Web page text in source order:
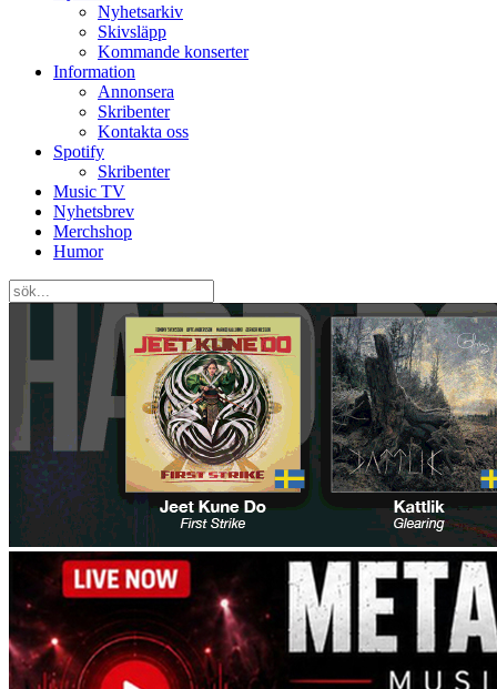
Nyhetsarkiv
Skivsläpp
Kommande konserter
Information
Annonsera
Skribenter
Kontakta oss
Spotify
Skribenter
Music TV
Nyhetsbrev
Merchshop
Humor